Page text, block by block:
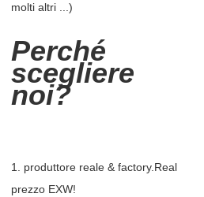
molti altri ...)
Perché
scegliere
noi?
1. produttore reale & factory.Real
prezzo EXW!